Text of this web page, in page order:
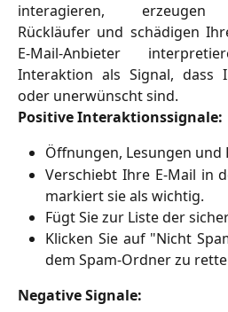
interagieren, erzeugen
Rückläufer und schädigen
E-Mail-Anbieter
Interaktion als Signal, dass
oder unerwünscht sind.
Positive Interaktionssignale:
Öffnungen, Lesungen und
Verschiebt Ihre E-Mail in
markiert sie als wichtig.
Fügt Sie zur Liste der
Klicken Sie auf "Nicht
dem Spam-Ordner zu
Negative Signale: